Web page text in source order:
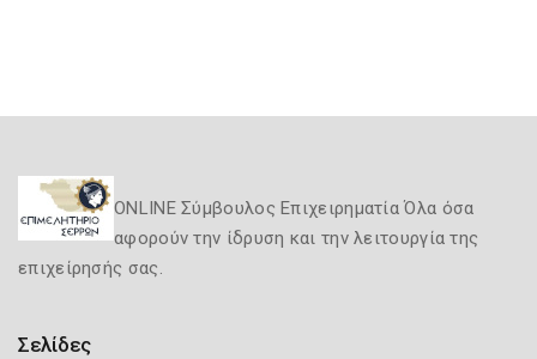
ONLINE Σύμβουλος Επιχειρηματία Όλα όσα
αφορούν την ίδρυση και την λειτουργία της
επιχείρησής σας.
Σελίδες